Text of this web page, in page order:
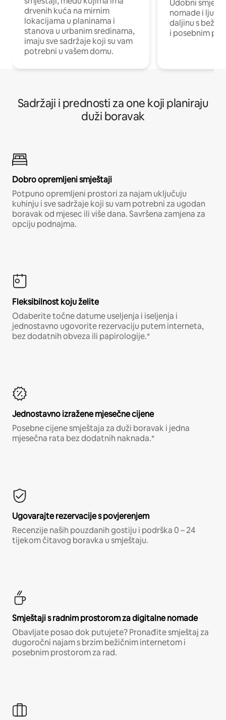
drvenih kuća na mirnim
lokacijama u planinama i
stanova u urbanim sredinama,
imaju sve sadržaje koji su vam
potrebni u vašem domu.
Udobni
nomade i ljude
daljinu s
i posebnim
Sadržaji i prednosti za one koji planiraju
duži boravak
Dobro opremljeni smještaji
Potpuno opremljeni prostori za najam uključuju
kuhinju i sve sadržaje koji su vam potrebni za ugodan
boravak od mjesec ili više dana. Savršena zamjena za
opciju podnajma.
Fleksibilnost koju želite
Odaberite točne datume useljenja i iseljenja i
jednostavno ugovorite rezervaciju putem interneta,
bez dodatnih obveza ili papirologije.*
Jednostavno izražene mjesečne cijene
Posebne cijene smještaja za duži boravak i jedna
mjesečna rata bez dodatnih naknada.*
Ugovarajte rezervacije s povjerenjem
Recenzije naših pouzdanih gostiju i podrška 0 – 24
tijekom čitavog boravka u smještaju.
Smještaji s radnim prostorom za digitalne nomade
Obavljate posao dok putujete? Pronađite smještaj za
dugoročni najam s brzim bežičnim internetom i
posebnim prostorom za rad.